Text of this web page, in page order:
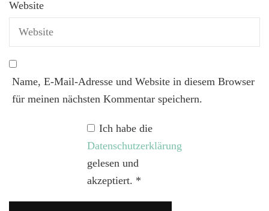
Website
Name, E-Mail-Adresse und Website in diesem Browser
für meinen nächsten Kommentar speichern.
Ich habe die
Datenschutzerklärung
gelesen und
akzeptiert. *